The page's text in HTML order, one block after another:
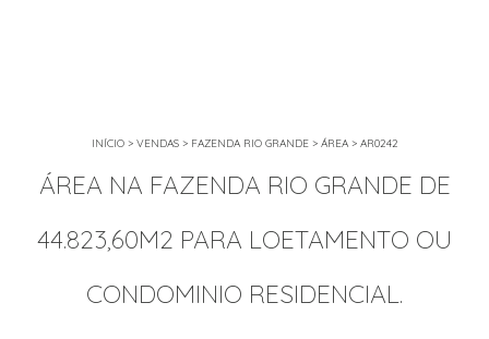
INÍCIO> VENDAS> FAZENDA RIO GRANDE> ÁREA> AR0242
ÁREA NA FAZENDA RIO GRANDE DE
44.823,60M2 PARA LOETAMENTO OU
CONDOMINIO RESIDENCIAL.